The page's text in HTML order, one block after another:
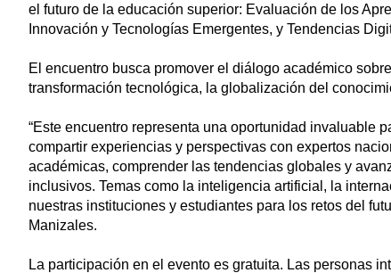
el futuro de la educación superior: Evaluación de los
Innovación y Tecnologías Emergentes, y Tendencias
El encuentro busca promover el diálogo académico
transformación tecnológica, la globalización del
“Este encuentro representa una oportunidad invaluable
compartir experiencias y perspectivas con expertos
académicas, comprender las tendencias globales y
inclusivos. Temas como la inteligencia artificial, la
nuestras instituciones y estudiantes para los retos del
Manizales.
La participación en el evento es gratuita. Las personas